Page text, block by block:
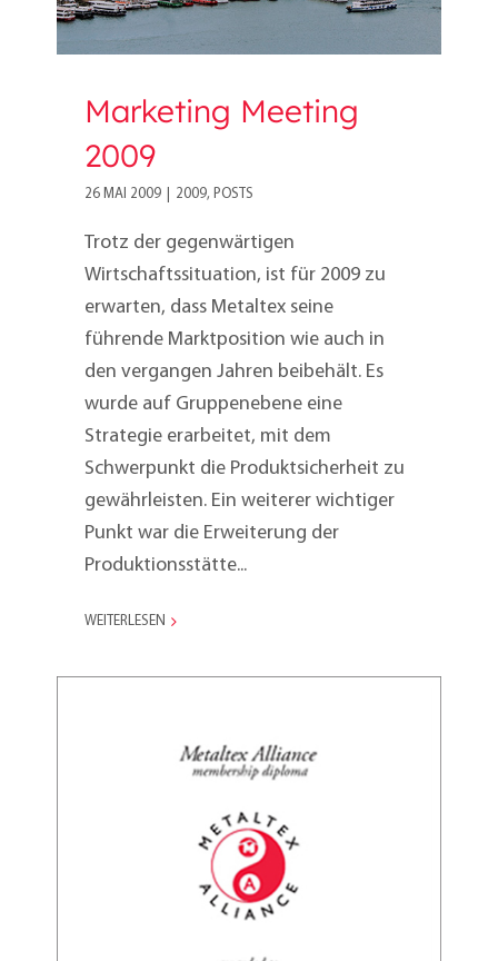
Marketing Meeting
2009
26 MAI 2009 2009, POSTS
Trotz der gegenwärtigen
Wirtschaftssituation, ist für 2009 zu
erwarten, dass Metaltex seine
führende Marktposition wie auch in
den vergangen Jahren beibehält. Es
wurde auf Gruppenebene eine
Strategie erarbeitet, mit dem
Schwerpunkt die Produktsicherheit zu
gewährleisten. Ein weiterer wichtiger
Punkt war die Erweiterung der
Produktionsstätte...
WEITERLESEN
Ambiente 2009, das
Metaltex Bündnis
vergrössert sich